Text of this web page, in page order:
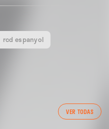
rcd espanyol
VER TODAS
CF 04/03/26